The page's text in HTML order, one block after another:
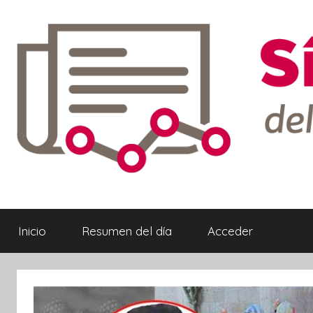
contenido
Informativa
Inicio Resumen del día Acceder